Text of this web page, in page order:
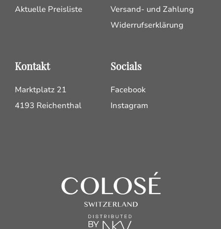
Aktuelle Preisliste
Versand- und Zahlung
Widerrufserklärung
Kontakt
Marktplatz 21
4193 Reichenthal
Socials
Facebook
Instagram